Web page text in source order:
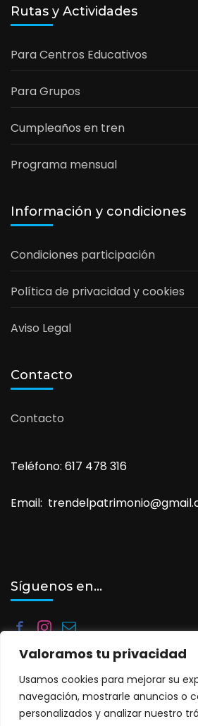
Valoramos tu privacidad
Usamos cookies para mejorar su
navegación, mostrarle anuncios o
personalizados y analizar nuestro
Rutas y Actividades
Para Centros Educativos
Para Grupos
Cumpleaños en tren
Programa mensual
Información y condiciones
Condiciones participación
Política de privacidad y cookies
Aviso Legal
Contacto
Contacto
Teléfono: 617 478 316
Email:
Síguenos en…
©2025. Tren del Patrimonio. Todos